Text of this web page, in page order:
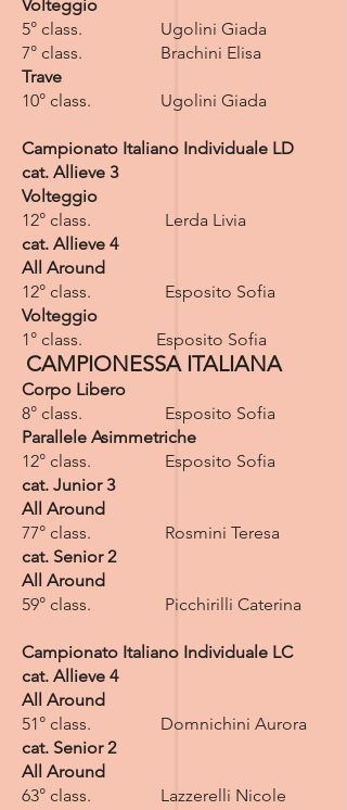
Volteggio
5° class. Ugolini Giada
7° class. Brachini Elisa
Trave
10° class. Ugolini Giada
Campionato Italiano Individuale LD
cat. Allieve 3
Volteggio
12° class. Lerda Livia
cat. Allieve 4
All Around
12° class. Esposito Sofia
Volteggio
1° class. Esposito Sofia
CAMPIONESSA ITALIANA
Corpo Libero
8° class. Esposito Sofia
Parallele Asimmetriche
12° class. Esposito Sofia
cat. Junior 3
All Around
77° class. Rosmini Teresa
cat. Senior 2
All Around
59° class. Picchirilli Caterina
Campionato Italiano Individuale LC
cat. Allieve 4
All Around
51° class. Domnichini Aurora
cat. Senior 2
All Around
63° class. Lazzerelli Nicole